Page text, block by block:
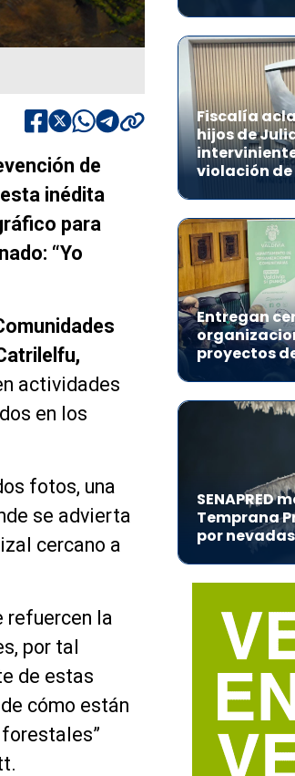
de
inédita
para
“Yo
actividades
en los
fotos, una
se advierta
cercano a
refuercen la
por tal
de estas
cómo están
Fiscalía
hijos de
violación
Entregan
proyectos
SENAPRED
Temprana
por